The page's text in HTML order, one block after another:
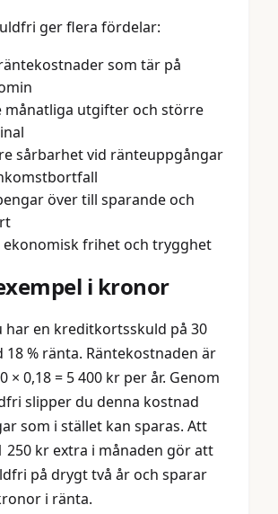
ger flera fördelar:
som tär på
månatliga utgifter och större
sårbarhet vid ränteuppgångar
över till sparande och
ekonomisk frihet och trygghet
i kronor
har en kreditkortsskuld på 30
18 % ränta. Räntekostnaden är
× 0,18 = 5 400 kr per år. Genom
slipper du denna kostnad
som i stället kan sparas. Att
250 kr extra i månaden gör att
på drygt två år och sparar
i ränta.